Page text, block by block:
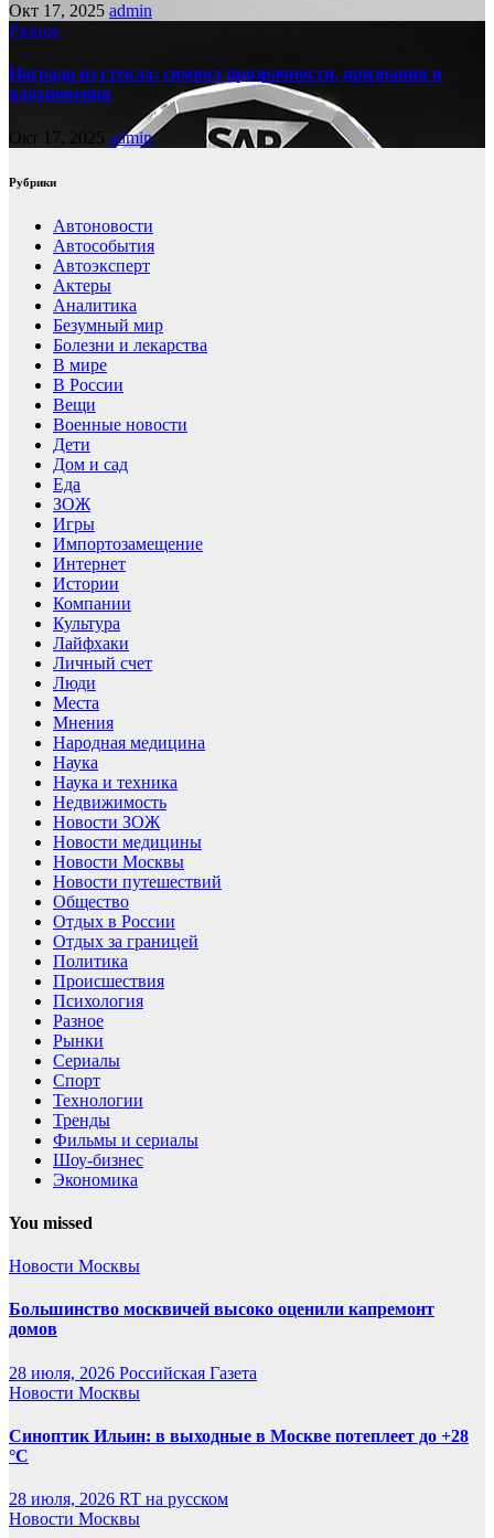
Окт 17, 2025 admin
Разное
Награда из стекла: символ прозрачности, признания и
вдохновения
Окт 17, 2025 admin
Рубрики
Автоновости
Автособытия
Автоэксперт
Актеры
Аналитика
Безумный мир
Болезни и лекарства
В мире
В России
Вещи
Военные новости
Дети
Дом и сад
Еда
ЗОЖ
Игры
Импортозамещение
Интернет
Истории
Компании
Культура
Лайфхаки
Личный счет
Люди
Места
Мнения
Народная медицина
Наука
Наука и техника
Недвижимость
Новости ЗОЖ
Новости медицины
Новости Москвы
Новости путешествий
Общество
Отдых в России
Отдых за границей
Политика
Происшествия
Психология
Разное
Рынки
Сериалы
Спорт
Технологии
Тренды
Фильмы и сериалы
Шоу-бизнес
Экономика
You missed
Новости Москвы
Большинство москвичей высоко оценили капремонт
домов
28 июля, 2026 Российская Газета
Новости Москвы
Синоптик Ильин: в выходные в Москве потеплеет до +28
°C
28 июля, 2026 RT на русском
Новости Москвы